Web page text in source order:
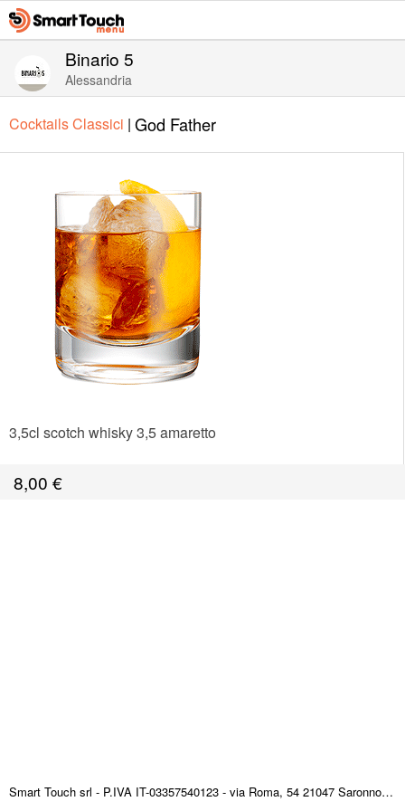
Binario 5
Alessandria
Cocktails Classici | God Father
3,5cl scotch whisky 3,5 amaretto
8,00 €
Smart Touch srl - P.IVA IT-03357540123 - via Roma, 54 21047 Saronno (VA) ITALY